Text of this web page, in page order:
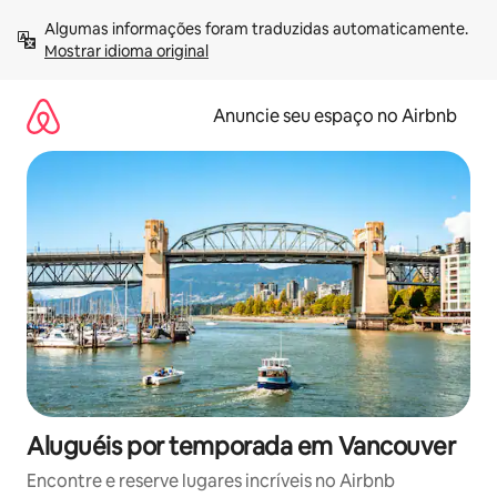
para
Mostrar idioma original
Anuncie seu espaço no Airbnb
Aluguéis por temporada em Vancouver
Encontre e reserve lugares incríveis no Airbnb